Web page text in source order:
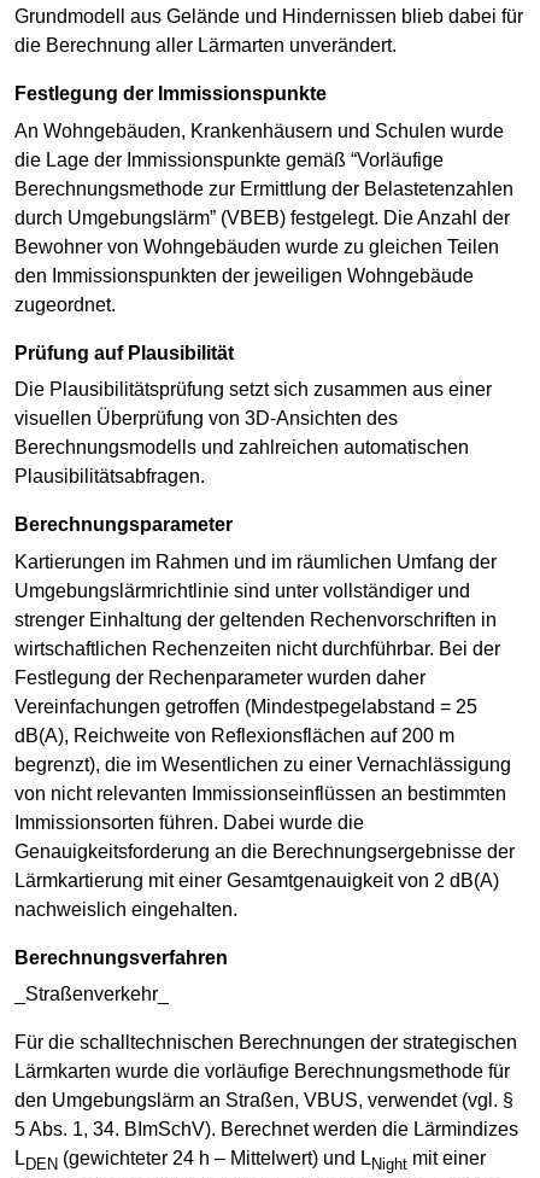
Grundmodell aus Gelände und Hindernissen blieb dabei für
die Berechnung aller Lärmarten unverändert.
Festlegung der Immissionspunkte
An Wohngebäuden, Krankenhäusern und Schulen wurde
die Lage der Immissionspunkte gemäß “Vorläufige
Berechnungsmethode zur Ermittlung der Belastetenzahlen
durch Umgebungslärm” (VBEB) festgelegt. Die Anzahl der
Bewohner von Wohngebäuden wurde zu gleichen Teilen
den Immissionspunkten der jeweiligen Wohngebäude
zugeordnet.
Prüfung auf Plausibilität
Die Plausibilitätsprüfung setzt sich zusammen aus einer
visuellen Überprüfung von 3D-Ansichten des
Berechnungsmodells und zahlreichen automatischen
Plausibilitätsabfragen.
Berechnungsparameter
Kartierungen im Rahmen und im räumlichen Umfang der
Umgebungslärmrichtlinie sind unter vollständiger und
strenger Einhaltung der geltenden Rechenvorschriften in
wirtschaftlichen Rechenzeiten nicht durchführbar. Bei der
Festlegung der Rechenparameter wurden daher
Vereinfachungen getroffen (Mindestpegelabstand = 25
dB(A), Reichweite von Reflexionsflächen auf 200 m
begrenzt), die im Wesentlichen zu einer Vernachlässigung
von nicht relevanten Immissionseinflüssen an bestimmten
Immissionsorten führen. Dabei wurde die
Genauigkeitsforderung an die Berechnungsergebnisse der
Lärmkartierung mit einer Gesamtgenauigkeit von 2 dB(A)
nachweislich eingehalten.
Berechnungsverfahren
_Straßenverkehr_
Für die schalltechnischen Berechnungen der strategischen
Lärmkarten wurde die vorläufige Berechnungsmethode für
den Umgebungslärm an Straßen, VBUS, verwendet (vgl. §
5 Abs. 1, 34. BImSchV). Berechnet werden die Lärmindizes
L DEN (gewichteter 24 h – Mittelwert) und L Night mit einer